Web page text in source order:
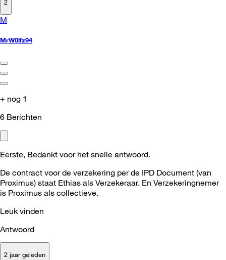
2
M
MrW0lfz94
+ nog 1
6 Berichten
Eerste, Bedankt voor het snelle antwoord.
De contract voor de verzekering per de IPD Document (van
Proximus) staat Ethias als Verzekeraar. En Verzekeringnemer
is Proximus als collectieve.
Leuk vinden
Antwoord
2 jaar geleden